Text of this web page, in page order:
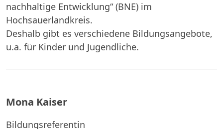
nachhaltige Entwicklung“ (BNE) im
Hochsauerlandkreis.
Deshalb gibt es verschiedene Bildungsangebote,
u.a. für Kinder und Jugendliche.
Mona Kaiser
Bildungsreferentin